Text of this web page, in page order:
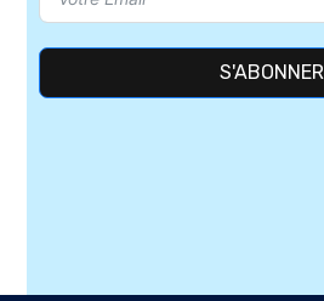
S'ABONNER